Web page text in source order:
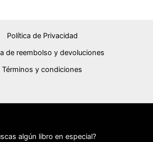
Política de Privacidad
de reembolso y devoluciones
Términos y condiciones
algún libro en especial?